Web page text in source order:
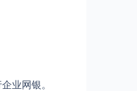
业网银。